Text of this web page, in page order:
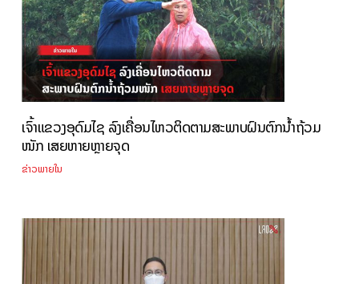
ເຈົ້າແຂວງອຸດົມໄຊ ລົງເຄື່ອນໄຫວຕິດຕາມສະພາບຝົນຕົກນ້ຳຖ້ວມ
ໜັກ ເສຍຫາຍຫຼາຍຈຸດ
ຂ່າວພາຍໃນ